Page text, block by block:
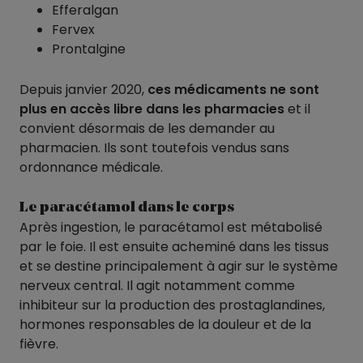
Efferalgan
Fervex
Prontalgine
Depuis janvier 2020, ces médicaments ne sont
plus en accès libre dans les pharmacieset il
convient désormais de les demander au
pharmacien. Ils sont toutefois vendus sans
ordonnance médicale.
Le paracétamol dans le corps
Après ingestion, le paracétamol est métabolisé
par le foie. Il est ensuite acheminé dans les tissus
et se destine principalement à agir sur le système
nerveux central. Il agit notamment comme
inhibiteur sur la production des prostaglandines,
hormones responsables de la douleur et de la
fièvre.